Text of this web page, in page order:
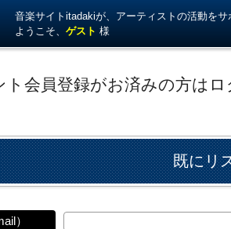
音楽サイトitadakiが、アーティストの活動をサ
ようこそ、ゲスト 様
ト会員登録がお済みの方は
既にリ
）